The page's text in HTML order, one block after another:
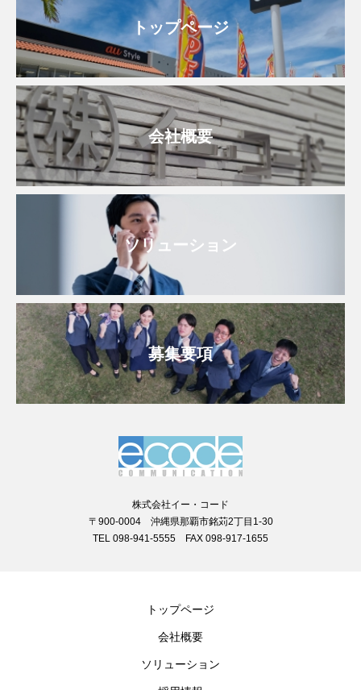
トップページ
会社概要
ソリューション
募集要項
株式会社イー・コード
〒900-0004 沖縄県那覇市銘苅2丁目1-30
TEL 098-941-5555 FAX 098-917-1655
トップページ
会社概要
ソリューション